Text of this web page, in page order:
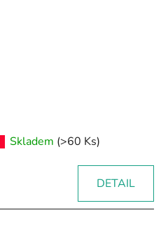
Skladem (>60 Ks)
DETAIL